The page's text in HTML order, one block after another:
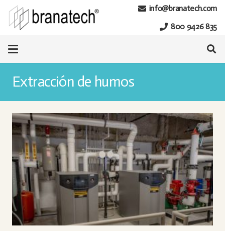
info@branatech.com
800 9426 835
Extracción de humos